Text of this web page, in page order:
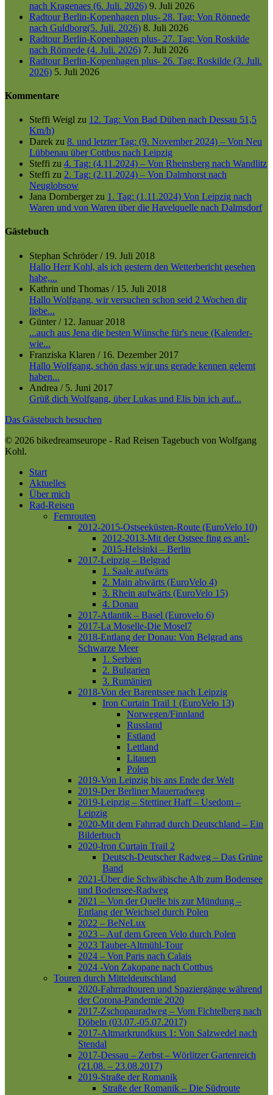
nach Kragenaes (6. Juli. 2026) 9. Juli 2026
Radtour Berlin-Kopenhagen plus- 28. Tag: Von Rönnede
nach Guldborg(5. Juli. 2026) 8. Juli 2026
Radtour Berlin-Kopenhagen plus- 27. Tag: Von Roskilde
nach Rönnede (4. Juli. 2026) 7. Juli 2026
Radtour Berlin-Kopenhagen plus- 26. Tag: Roskilde (3. Juli.
2026) 5. Juli 2026
Kommentare
Steffi Weigl zu 12. Tag: Von Bad Düben nach Dessau 51,5
Km/h)
Darek zu 8. und letzter Tag: (9. November 2024) – Von Neu
Lübbenau über Cottbus nach Leipzig
Steffi zu 4. Tag: (4.11.2024) – Von Rheinsberg nach Wandlitz
Steffi zu 2. Tag: (2.11.2024) – Von Dalmhorst nach
Neuglobsow
Jana Dornbergerzu 1. Tag: (1.11.2024) Von Leipzig nach
Waren und von Waren über die Havelquelle nach Dalmsdorf
Gästebuch
Stephan Schröder/ 19. Juli 2018
Hallo Herr Kohl, als ich gestern den Wetterbericht gesehen
habe,...
Kathrin und Thomas / 15. Juli 2018
Hallo Wolfgang, wir versuchen schon seid 2 Wochen dir
liebe...
Günter/ 12. Januar 2018
...auch aus Jena die besten Wünsche für's neue (Kalender-
wie...
Franziska Klaren / 16. Dezember 2017
Hallo Wolfgang, schön dass wir uns gerade kennen gelernt
haben...
Andrea / 5. Juni 2017
Grüß dich Wolfgang, über Lukas und Elis bin ich auf...
Das Gästebuch besuchen
© 2026 bikedreamseurope - Rad Reisen Tagebuch von Wolfgang
Kohl.
Close
Menu
Start
Aktuelles
Über mich
Rad-Reisen
Fernrouten
2012-2015-Ostseeküsten-Route (EuroVelo 10)
2012-2013-Mit der Ostsee fing es an!-
2015-Helsinki – Berlin
2017-Leipzig – Belgrad
1. Saale aufwärts
2. Main abwärts (EuroVelo 4)
3. Rhein aufwärts (EuroVelo 15)
4. Donau
2017-Atlantik – Basel (Eurovelo 6)
2017-La Moselle-Die Mosel7
2018-Entlang der Donau: Von Belgrad ans
Schwarze Meer
1. Serbien
2. Bulgarien
3. Rumänien
2018-Von der Barentssee nach Leipzig
Iron Curtain Trail 1 (EuroVelo 13)
Norwegen/Finnland
Russland
Estland
Lettland
Litauen
Polen
2019-Von Leipzig bis ans Ende der Welt
2019-Der Berliner Mauerradweg
2019-Leipzig – Stettiner Haff – Usedom –
Leipzig
2020-Mit dem Fahrrad durch Deutschland – Ein
Bilderbuch
2020-Iron Curtain Trail 2
Deutsch-Deutscher Radweg – Das Grüne
Band
2021-Über die Schwäbische Alb zum Bodensee
und Bodensee-Radweg
2021 – Von der Quelle bis zur Mündung –
Entlang der Weichsel durch Polen
2022 – BeNeLux
2023 – Auf dem Green Velo durch Polen
2023 Tauber-Altmühl-Tour
2024 – Von Paris nach Calais
2024 -Von Zakopane nach Cottbus
Touren durch Mitteldeutschland
2020-Fahrradtouren und Spaziergänge während
der Corona-Pandemie 2020
2017-Zschopauradweg – Vom Fichtelberg nach
Döbeln (03.07.-05.07.2017)
2017-Altmarkrundkurs 1: Von Salzwedel nach
Stendal
2017-Dessau – Zerbst – Wörlitzer Gartenreich
(21.08. – 23.08.2017)
2019-Straße der Romanik
Straße der Romanik – Die Südroute